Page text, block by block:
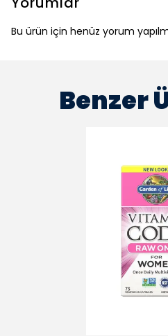
Bu ürün için henüz yorum
Benzer